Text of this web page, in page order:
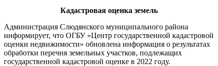
Кадастровая оценка земель
Администрация Слюдянского муниципального района
информирует, что ОГБУ «Центр государственной кадастровой
оценки недвижимости» обновлена информация о результатах
обработки перечня земельных участков, подлежащих
государственной кадастровой оценке в 2022 году.